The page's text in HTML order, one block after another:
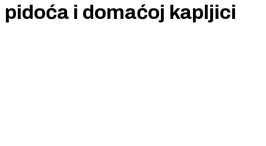
pidoća i domaćoj kapljici